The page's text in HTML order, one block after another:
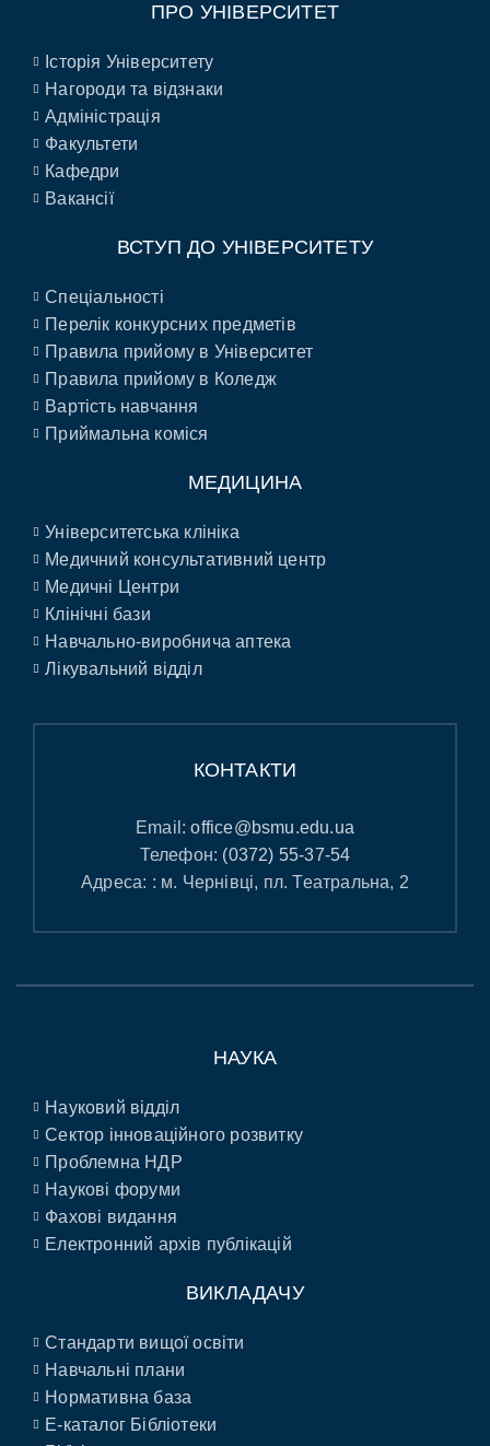
ПРО УНІВЕРСИТЕТ
Історія Університету
Нагороди та відзнаки
Адміністрація
Факультети
Кафедри
Вакансії
ВСТУП ДО УНІВЕРСИТЕТУ
Спеціальності
Перелік конкурсних предметів
Правила прийому в Університет
Правила прийому в Коледж
Вартість навчання
Приймальна коміся
МЕДИЦИНА
Університетська клініка
Медичний консультативний центр
Медичні Центри
Клінічні бази
Навчально-виробнича аптека
Лікувальний відділ
КОНТАКТИ
Email:office@bsmu.edu.ua
Телефон: (0372) 55-37-54
Адреса: : м. Чернівці, пл. Театральна, 2
НАУКА
Науковий відділ
Сектор інноваційного розвитку
Проблемна НДР
Наукові форуми
Фахові видання
Електронний архів публікацій
ВИКЛАДАЧУ
Стандарти вищої освіти
Навчальні плани
Нормативна база
E-каталог Бібліотеки